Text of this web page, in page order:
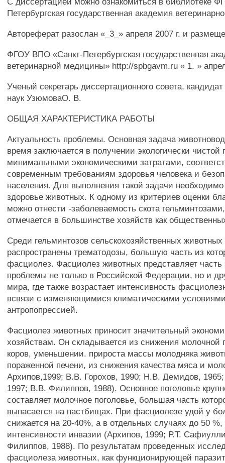
Петербургская государственная академия
Автореферат разослан «_3_» апреля 2007 г. и
ФГОУ ВПО «Санкт-Петербургская государственная
ветеринарной медицины» http://spbgavm.ru « 1. »
Ученый секретарь диссертационного совета,
наук УзюмоваО. В.
ОБЩАЯ ХАРАКТЕРИСТИКА РАБОТЫ
Актуальность проблемы. Основная задача
время заключается в получении экологически чистой
минимальными экономическими затратами,
современным требованиям здоровья человека и
населения. Для выполнения такой задачи необходимо
здоровье животных. К одному из критериев оценки
можно отнести -заболеваемость скота
отмечается в большинстве хозяйств как
Среди гельминтозов сельскохозяйственных
распространены трематодозы, большую часть из
фасциолез. Фасциолез животных представляет часть
проблемы не только в Российской Федерации, но и
мира, где также возрастает интенсивность
всвязи с изменяющимися климатическими
антропопрессией.
Фасциолез животных приносит значительный
хозяйствам. Он складывается из снижения молочной
коров, уменьшении. прироста массы молодняка
пораженной печени, из снижения качества мяса и
Архипов,1999; В.В. Горохов, 1990; Н.В. Демидов,
1997; В.В. Филиппов, 1988). Основное поголовье
составляет молочное поголовье, большая часть
выпасается на пастбищах. При фасциолезе удой у
снижается на 20-40%, а в отдельных случаях до 50
интенсивности инвазии (Архипов, 1999; Р.Т.
Филиппов, 1988). По результатам проведенных
фасциолеза животных, как функционирующей